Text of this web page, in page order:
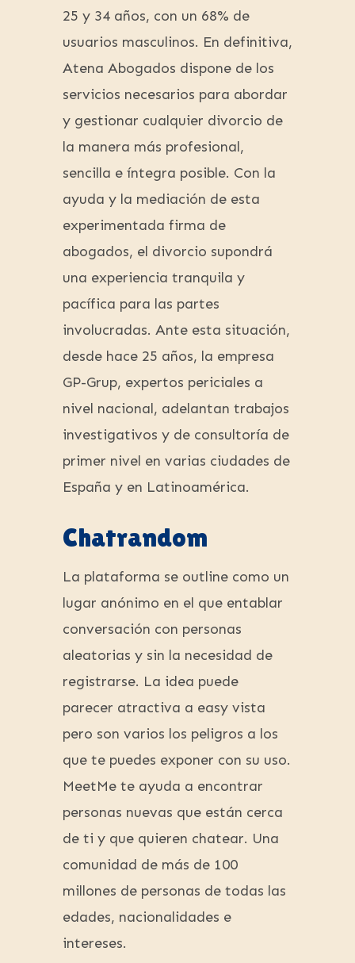
25 y 34 años, con un 68% de
usuarios masculinos. En definitiva,
Atena Abogados dispone de los
servicios necesarios para abordar
y gestionar cualquier divorcio de
la manera más profesional,
sencilla e íntegra posible. Con la
ayuda y la mediación de esta
experimentada firma de
abogados, el divorcio supondrá
una experiencia tranquila y
pacífica para las partes
involucradas. Ante esta situación,
desde hace 25 años, la empresa
GP-Grup, expertos periciales a
nivel nacional, adelantan trabajos
investigativos y de consultoría de
primer nivel en varias ciudades de
España y en Latinoamérica.
Chatrandom
La plataforma se outline como un
lugar anónimo en el que entablar
conversación con personas
aleatorias y sin la necesidad de
registrarse. La idea puede
parecer atractiva a easy vista
pero son varios los peligros a los
que te puedes exponer con su uso.
MeetMe te ayuda a encontrar
personas nuevas que están cerca
de ti y que quieren chatear. Una
comunidad de más de 100
millones de personas de todas las
edades, nacionalidades e
intereses.